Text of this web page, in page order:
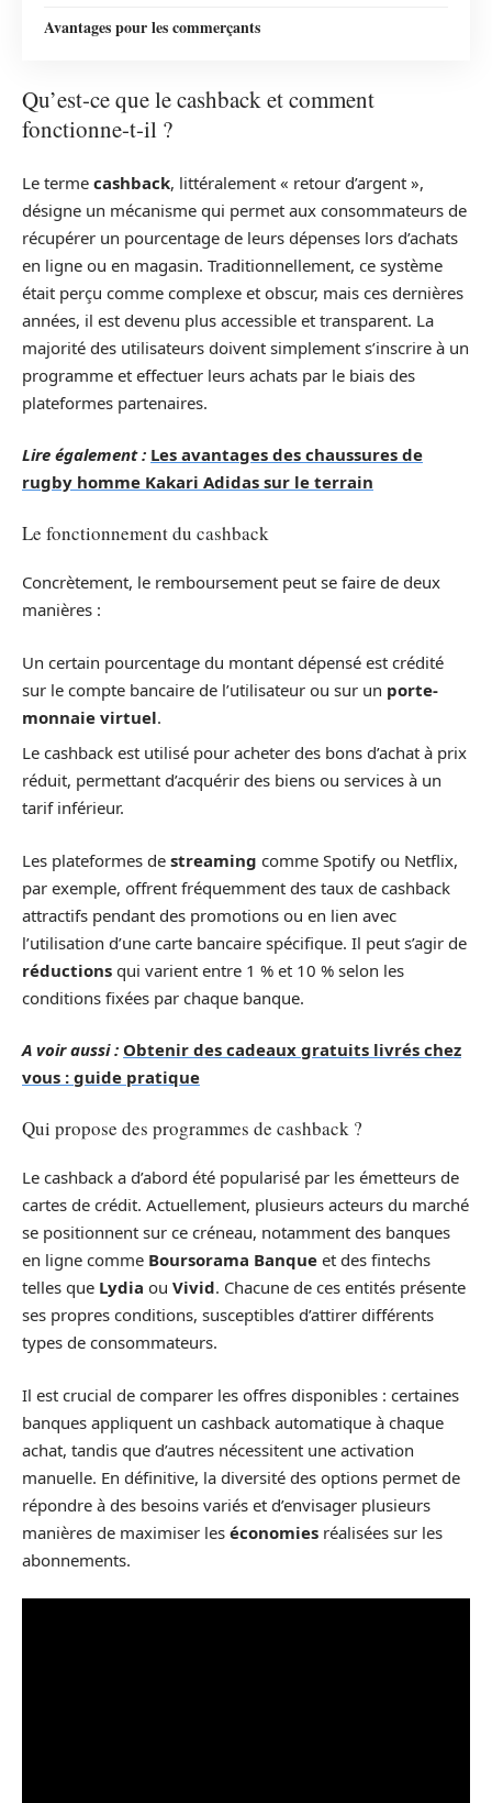
Avantages pour les commerçants
Qu’est-ce que le cashback et comment
fonctionne-t-il ?
Le terme cashback, littéralement « retour d’argent »,
désigne un mécanisme qui permet aux consommateurs de
récupérer un pourcentage de leurs dépenses lors d’achats
en ligne ou en magasin. Traditionnellement, ce système
était perçu comme complexe et obscur, mais ces dernières
années, il est devenu plus accessible et transparent. La
majorité des utilisateurs doivent simplement s’inscrire à un
programme et effectuer leurs achats par le biais des
plateformes partenaires.
Lire également : Les avantages des chaussures de
rugby homme Kakari Adidas sur le terrain
Le fonctionnement du cashback
Concrètement, le remboursement peut se faire de deux
manières :
Un certain pourcentage du montant dépensé est crédité
sur le compte bancaire de l’utilisateur ou sur un porte-
monnaie virtuel.
Le cashback est utilisé pour acheter des bons d’achat à prix
réduit, permettant d’acquérir des biens ou services à un
tarif inférieur.
Les plateformes de streaming comme Spotify ou Netflix,
par exemple, offrent fréquemment des taux de cashback
attractifs pendant des promotions ou en lien avec
l’utilisation d’une carte bancaire spécifique. Il peut s’agir de
réductions qui varient entre 1 % et 10 % selon les
conditions fixées par chaque banque.
A voir aussi : Obtenir des cadeaux gratuits livrés chez
vous : guide pratique
Qui propose des programmes de cashback ?
Le cashback a d’abord été popularisé par les émetteurs de
cartes de crédit. Actuellement, plusieurs acteurs du marché
se positionnent sur ce créneau, notamment des banques
en ligne comme Boursorama Banque et des fintechs
telles que Lydia ou Vivid. Chacune de ces entités présente
ses propres conditions, susceptibles d’attirer différents
types de consommateurs.
Il est crucial de comparer les offres disponibles : certaines
banques appliquent un cashback automatique à chaque
achat, tandis que d’autres nécessitent une activation
manuelle. En définitive, la diversité des options permet de
répondre à des besoins variés et d’envisager plusieurs
manières de maximiser les économies réalisées sur les
abonnements.